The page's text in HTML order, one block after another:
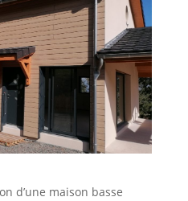
d’une maison basse